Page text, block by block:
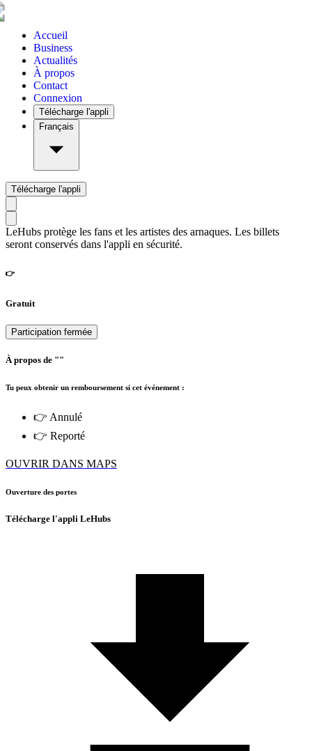
Accueil
Business
Actualités
À propos
Contact
Connexion
Télécharge l'appli
Français
Télécharge l'appli
LeHubs protège les fans et les artistes des arnaques. Les billets
seront conservés dans l'appli en sécurité.
👉
Gratuit
Participation fermée
À propos de ""
Tu peux obtenir un remboursement si cet événement :
👉 Annulé
👉 Reporté
OUVRIR DANS MAPS
Ouverture des portes
Télécharge l'appli LeHubs